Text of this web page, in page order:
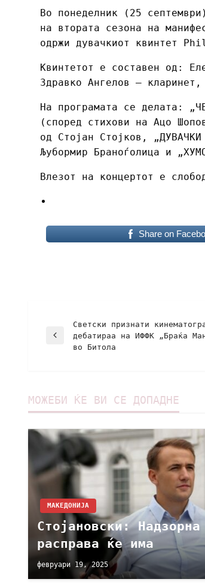
Во понеделник (25
на втората сезона на
одржи дувачкиот квинтет
Квинтетот е составен од:
Здравко Ангелов –
На програмата се делата:
(според стихови на Ацо
од Стојан Стојков,
Љубормир Браноѓолица и
Влезот на концертот е
Share on
Светски признати
дебатираа на ИФФК „Браќа
во Битола
МОЖЕБИ ЌЕ ВИ СЕ ДОПАДНЕ
МАКЕДОНИЈА
Стојановски: Надзорна
расправа ќе има
февруари 19, 2025